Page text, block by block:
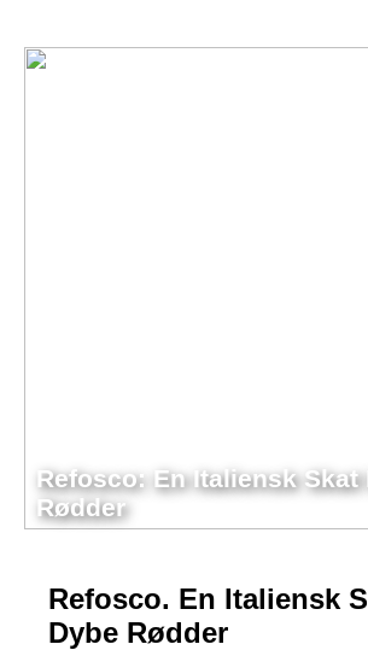
Refosco: En Italiensk Skat
Rødder
Refosco. En Italiensk
Dybe Rødder